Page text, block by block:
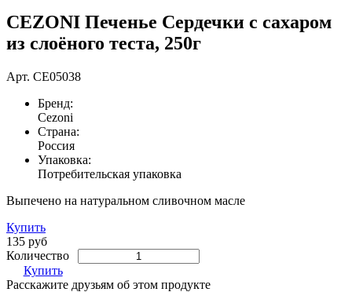
CEZONI Печенье Сердечки с сахаром
из слоёного теста, 250г
Арт. CE05038
Бренд:
Cezoni
Страна:
Россия
Упаковка:
Потребительская упаковка
Выпечено на натуральном сливочном масле
Купить
135 руб
Количество
Купить
Расскажите друзьям об этом продукте